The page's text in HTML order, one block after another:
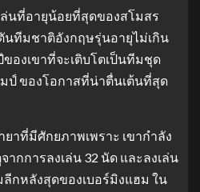
ล่นที่อายุน้อยที่สุดของสโมสร
นทีมชาติอังกฤษรุ่นอายุไม่เกิน
องเขาที่จะเติบโตเป็นทีมชุด
ของโอกาสที่น่าตื่นเต้นที่สุด
าที่มีศักยภาพเพราะ เขากำลัง
ากการลงเล่น 32 นัด และลงเล่น
ลีกหลังสุดของเบอร์มิงแฮม ใน